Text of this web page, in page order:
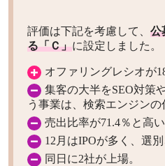
評価は下記を考慮して、 公
る「Ｃ」に設定しました。
オファリングレシオが
集客の大半をSEO対策
う事業は、検索エンジンの
売出比率が71.4％と高い
12月はIPOが多く、選
同日に2社が上場。